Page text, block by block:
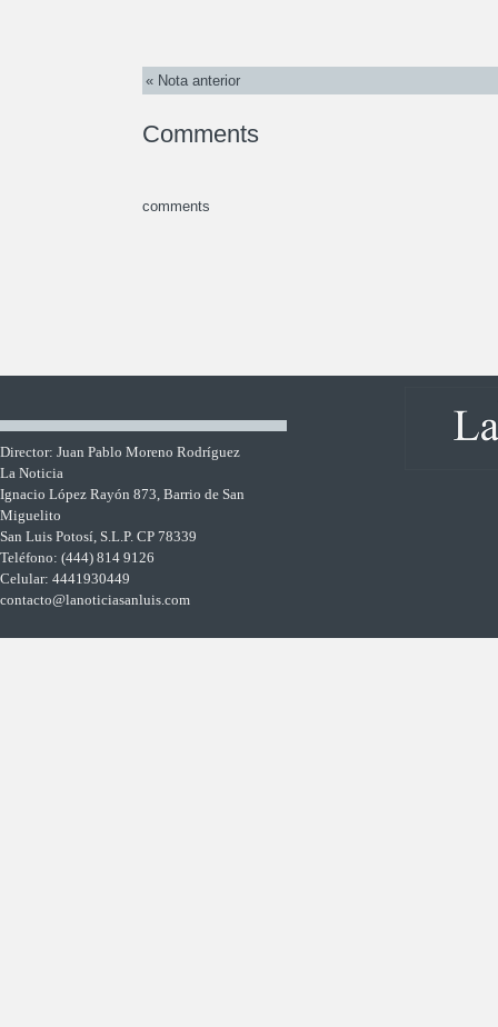
« Nota anterior
Comments
comments
Director: Juan Pablo Moreno Rodríguez
La Noticia
Ignacio López Rayón 873, Barrio de San
Miguelito
San Luis Potosí, S.L.P. CP 78339
Teléfono: (444) 814 9126
Celular: 4441930449
contacto@lanoticiasanluis.com